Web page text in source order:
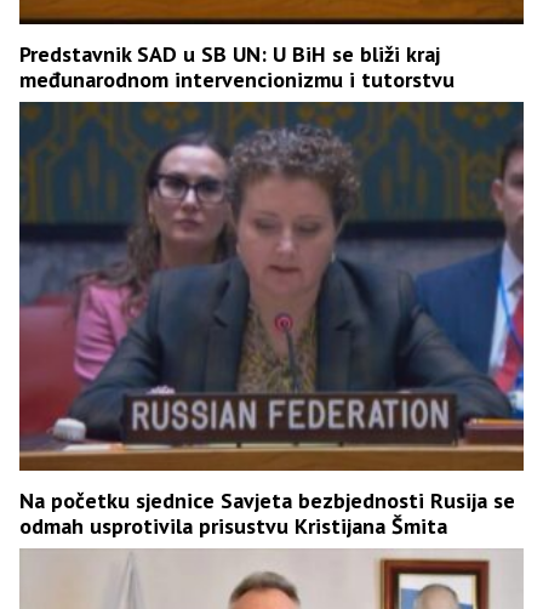
Predstavnik SAD u SB UN: U BiH se bliži kraj
međunarodnom intervencionizmu i tutorstvu
Na početku sjednice Savjeta bezbjednosti Rusija se
odmah usprotivila prisustvu Kristijana Šmita